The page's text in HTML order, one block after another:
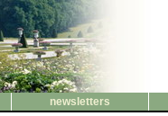
newsletters